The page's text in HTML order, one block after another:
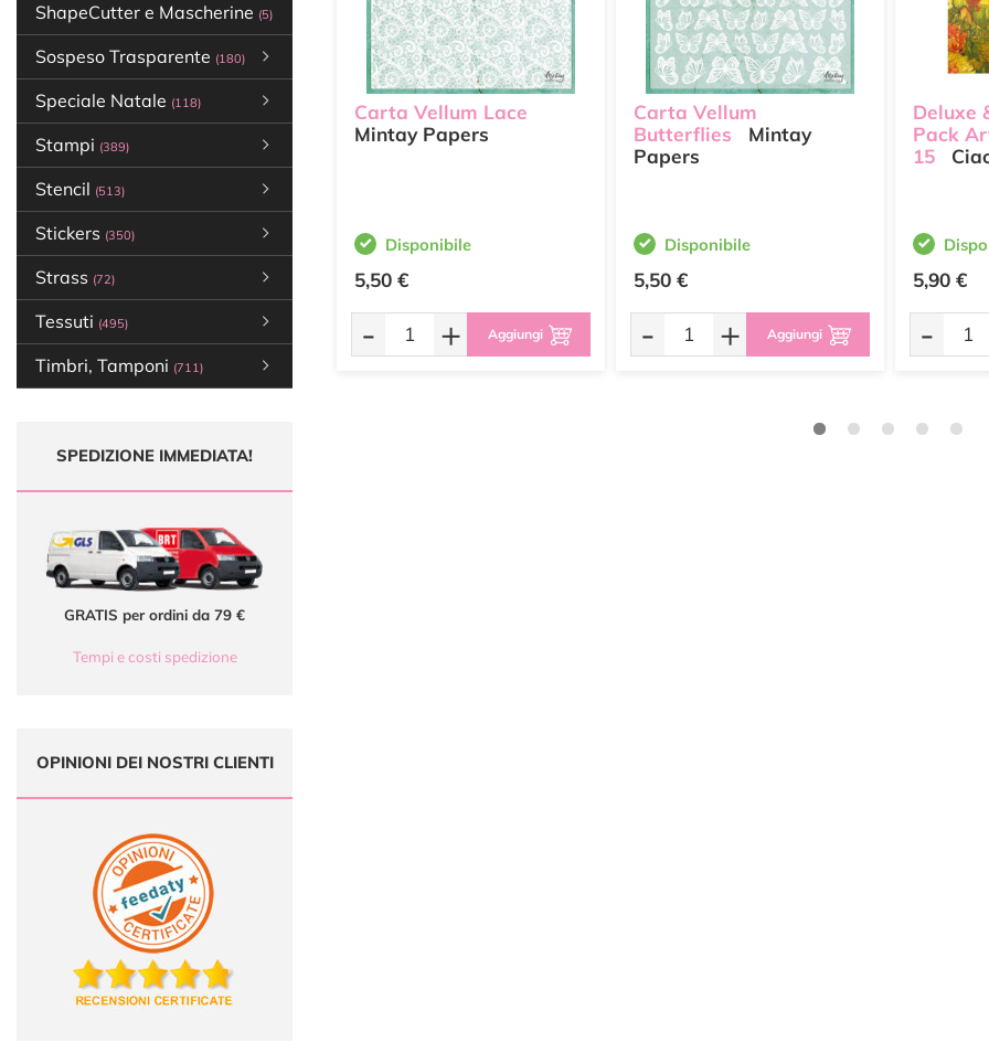
ShapeCutter e Mascherine (5)
Sospeso Trasparente (180)
Speciale Natale (118)
Stampi (389)
Stencil (513)
Stickers (350)
Strass (72)
Tessuti (495)
Timbri, Tamponi (711)
SPEDIZIONE IMMEDIATA!
GRATIS per ordini da 79 €
Tempi e costi spedizione
OPINIONI DEI NOSTRI CLIENTI
Carta Vellum Lace
Mintay Papers
Disponibile
5,50 €
- + Aggiungi
Carta Vellum
Butterflies
Mintay
Papers
Disponibile
5,50 €
- + Aggiungi
Deluxe
Pack
15
5,90 €
-